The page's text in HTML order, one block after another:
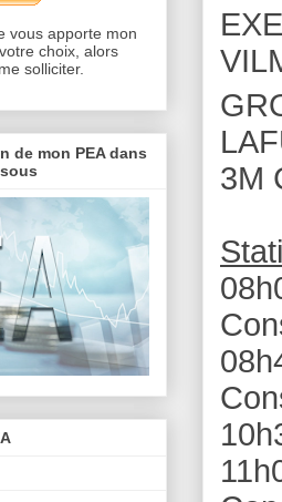
3M
vous apporte mon
choix, alors
solliciter.
de mon PEA dans